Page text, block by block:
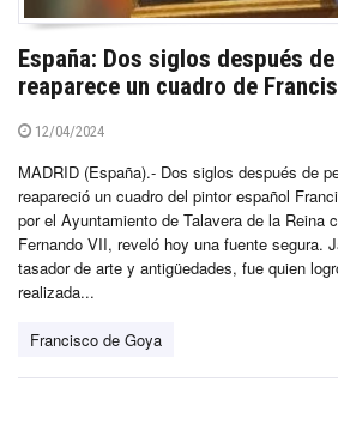
España: Dos siglos después
reaparece un cuadro de
12/04/2024
MADRID (España).- Dos siglos después de
reapareció un cuadro del pintor español
por el Ayuntamiento de Talavera de la Reina
Fernando VII, reveló hoy una fuente segura.
tasador de arte y antigüedades, fue quien
realizada...
Francisco de Goya